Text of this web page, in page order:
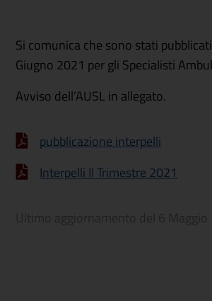
Si comunica che sono stati
Giugno 2021 per gli Specialisti
Avviso dell’AUSL in allegato.
pubblicazione interpelli
Interpelli II Trimestre 2021